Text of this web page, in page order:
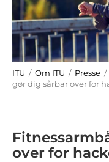
ITU / Om ITU / Presse /
gør dig sårbar over for
over for